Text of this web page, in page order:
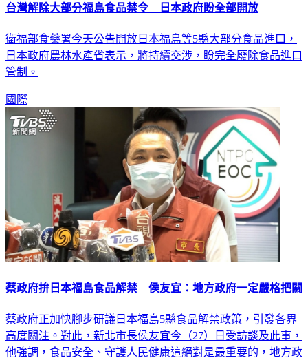
台灣解除大部分福島食品禁令 日本政府盼全部開放
衛福部食藥署今天公告開放日本福島等5縣大部分食品進口，
日本政府農林水產省表示，將持續交涉，盼完全廢除食品進口
管制。
國際
蔡政府拚日本福島食品解禁 侯友宜：地方政府一定嚴格把關
蔡政府正加快腳步研議日本福島5縣食品解禁政策，引發各界
高度關注。對此，新北市長侯友宜今（27）日受訪談及此事，
他強調，食品安全、守護人民健康這絕對是最重要的，地方政